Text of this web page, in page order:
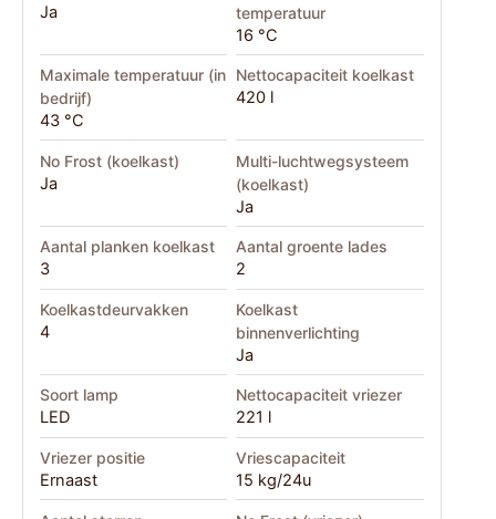
Ja
temperatuur
16 °C
Maximale temperatuur (in
bedrijf)
43 °C
Nettocapaciteit koelkast
420 l
No Frost (koelkast)
Ja
Multi-luchtwegsysteem
(koelkast)
Ja
Aantal planken koelkast
3
Aantal groente lades
2
Koelkastdeurvakken
4
Koelkast
binnenverlichting
Ja
Soort lamp
LED
Nettocapaciteit vriezer
221 l
Vriezer positie
Ernaast
Vriescapaciteit
15 kg/24u